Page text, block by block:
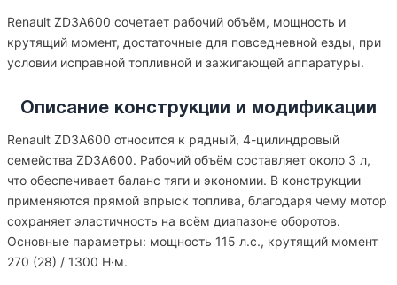
Renault ZD3A600 сочетает рабочий объём, мощность и
крутящий момент, достаточные для повседневной езды, при
условии исправной топливной и зажигающей аппаратуры.
Описание конструкции и модификации
Renault ZD3A600 относится к рядный, 4-цилиндровый
семейства ZD3A600. Рабочий объём составляет около 3 л,
что обеспечивает баланс тяги и экономии. В конструкции
применяются прямой впрыск топлива, благодаря чему мотор
сохраняет эластичность на всём диапазоне оборотов.
Основные параметры: мощность 115 л.с., крутящий момент
270 (28) / 1300 Н·м.